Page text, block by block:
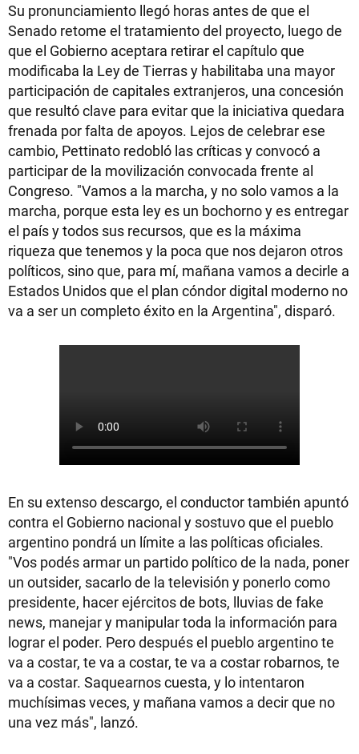
Su pronunciamiento llegó horas antes de que el
Senado retome el tratamiento del proyecto, luego de
que el Gobierno aceptara retirar el capítulo que
modificaba la Ley de Tierras y habilitaba una mayor
participación de capitales extranjeros, una concesión
que resultó clave para evitar que la iniciativa quedara
frenada por falta de apoyos. Lejos de celebrar ese
cambio, Pettinato redobló las críticas y convocó a
participar de la movilización convocada frente al
Congreso. "Vamos a la marcha, y no solo vamos a la
marcha, porque esta ley es un bochorno y es entregar
el país y todos sus recursos, que es la máxima
riqueza que tenemos y la poca que nos dejaron otros
políticos, sino que, para mí, mañana vamos a decirle a
Estados Unidos que el plan cóndor digital moderno no
va a ser un completo éxito en la Argentina", disparó.
En su extenso descargo, el conductor también apuntó
contra el Gobierno nacional y sostuvo que el pueblo
argentino pondrá un límite a las políticas oficiales.
"Vos podés armar un partido político de la nada, poner
un outsider, sacarlo de la televisión y ponerlo como
presidente, hacer ejércitos de bots, lluvias de fake
news, manejar y manipular toda la información para
lograr el poder. Pero después el pueblo argentino te
va a costar, te va a costar, te va a costar robarnos, te
va a costar. Saquearnos cuesta, y lo intentaron
muchísimas veces, y mañana vamos a decir que no
una vez más", lanzó.